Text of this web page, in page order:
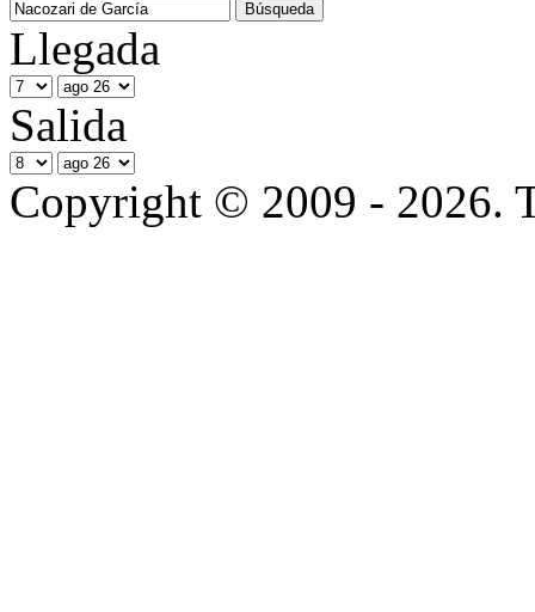
Llegada
Salida
Copyright © 2009 - 2026.